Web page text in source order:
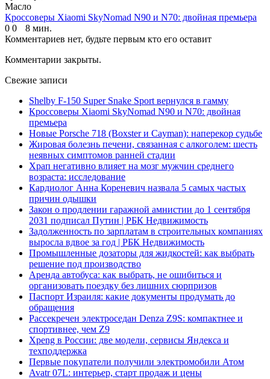
Масло
Кроссоверы Xiaomi SkyNomad N90 и N70: двойная премьера
0 0
8 мин.
Комментариев нет, будьте первым кто его оставит
Комментарии закрыты.
Свежие записи
Shelby F-150 Super Snake Sport вернулся в гамму
Кроссоверы Xiaomi SkyNomad N90 и N70: двойная
премьера
Новые Porsche 718 (Boxster и Cayman): наперекор судьбе
Жировая болезнь печени, связанная с алкоголем: шесть
неявных симптомов ранней стадии
Храп негативно влияет на мозг мужчин среднего
возраста: исследование
Кардиолог Анна Кореневич назвала 5 самых частых
причин одышки
Закон о продлении гаражной амнистии до 1 сентября
2031 подписал Путин | РБК Недвижимость
Задолженность по зарплатам в строительных компаниях
выросла вдвое за год | РБК Недвижимость
Промышленные дозаторы для жидкостей: как выбрать
решение под производство
Аренда автобуса: как выбрать, не ошибиться и
организовать поездку без лишних сюрпризов
Паспорт Израиля: какие документы продумать до
обращения
Рассекречен электроседан Denza Z9S: компактнее и
спортивнее, чем Z9
Xpeng в России: две модели, сервисы Яндекса и
техподдержка
Первые покупатели получили электромобили Атом
Avatr 07L: интерьер, старт продаж и цены